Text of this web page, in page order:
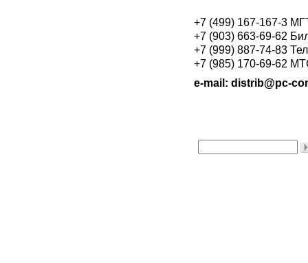
+7 (499) 167-167-3
+7 (903) 663-69-62
+7 (999) 887-74-83
+7 (985) 170-69-62
e-mail: distrib@pc-